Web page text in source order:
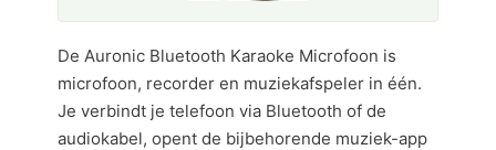
De Auronic Bluetooth Karaoke Microfoon is
microfoon, recorder en muziekafspeler in één.
Je verbindt je telefoon via Bluetooth of de
audiokabel, opent de bijbehorende muziek-app